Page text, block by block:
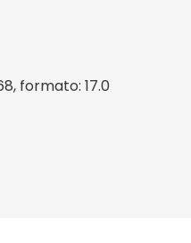
formato: 17.0